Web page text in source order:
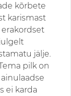
kõrbete
karismast
jälje.
pilk on
ei karda